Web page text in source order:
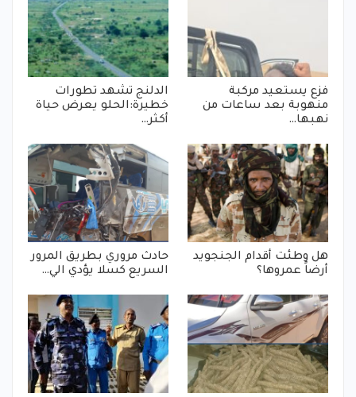
فزع يستعيد مركبة
منهوبة بعد ساعات من
نهبها…
الدلنج تشهد تطورات
خطيرة:الحلو يعرض حياة
أكثر…
هل وطئت أقدام الجنجويد
أرضاً عمروها؟
حادث مروري بطريق المرور
السريع كسلا يؤدي الي…